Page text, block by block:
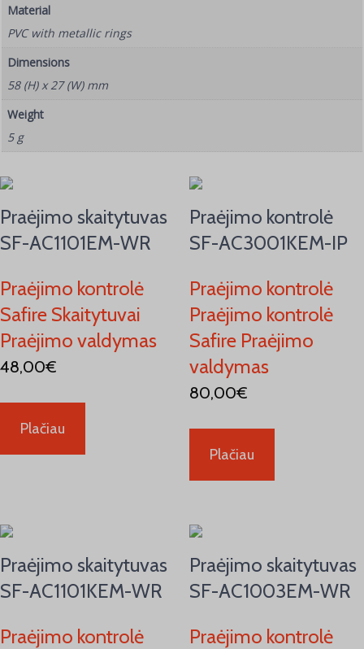
Material
PVC with metallic rings
Dimensions
58 (H) x 27 (W) mm
Weight
5 g
Praėjimo skaitytuvas
SF-AC1101EM-WR
Praėjimo kontrolė
Safire Skaitytuvai
Praėjimo valdymas
48,00€
Plačiau
Praėjimo kontrolė
SF-AC3001KEM-IP
Praėjimo kontrolė
Praėjimo kontrolė
Safire Praėjimo
valdymas
80,00€
Plačiau
Praėjimo skaitytuvas
SF-AC1101KEM-WR
Praėjimo kontrolė
Praėjimo skaitytuvas
SF-AC1003EM-WR
Praėjimo kontrolė